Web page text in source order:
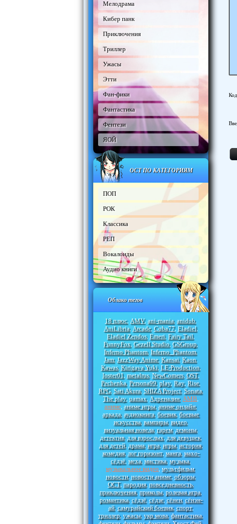
Мелодрама
Кибер панк
Приключения
Триллер
Ужасы
Этти
Фан-фики
Фантастика
Фентези
ЯОЙ
ОСТ ПО КАТЕГОРИЯМ
ПОП
РОК
Классика
РЕП
Вокалоиды
Аудио книги
Облако тегов
18 плюс, AMV, ani-mania, anidub,
AniLibria, Arcade, Cuba77, Eladiel,
Eladiel Zendos, Emeri, Fairy Tail,
FunnyFox, Gezell Studio, GSGroup,
Inferno Phantom, Inferno_Phantom,
Jam, JazzWay Anime, Kansai, Kaon,
Kawas, Kirigava Yuki, LE-Production,
loster01, metalrus, NewComers, OST,
Pechenka, Persona99, play, Ray, Rise,
RPG, Sati Akura, SHIZA Project, Sonata,
The play, uamax, Адреналин, АМВ
аниме аниме игры, аниме онлайн,
аркада, аудиокнига, боевик, боевые
искусства, вампиры, видео,
визуальная новела, гарем, демоны,
детектив, для взрослых, для девушек,
для детей, драма, игра, игры, история,
комедия, лог горизонт, манга, махо-
сёдзё, меха, мистика, музыка,
музыкальное видео мультфильм,
новости, новости аниме, обзоры,
ОСТ, пародия, повседневность,
приключения, приколы, ролевая игра,
романтика, сёдзё, сёдзе, сёнен, сёнэн-
ай, самурайский боевик, спорт,
триллер, ужасы, укр мова, фантастика,